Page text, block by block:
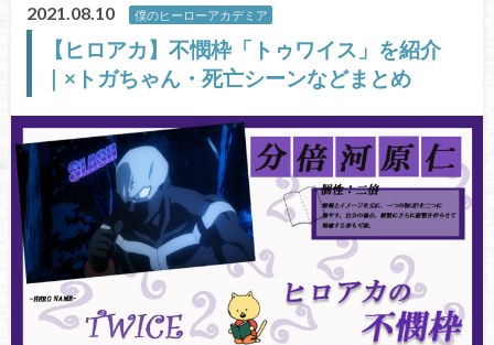
2021.08.10 僕のヒーローアカデミア
【ヒロアカ】不憫枠「トゥワイス」を紹介
｜×トガちゃん・死亡シーンなどまとめ